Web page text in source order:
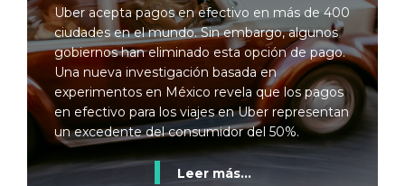
Uber acepta pagos en efectivo en más de 400
ciudades en el mundo. Sin embargo, algunos
gobiernos han eliminado esta opción de pago.
Una nueva investigación basada en
experimentos en México revela que los pagos
en efectivo para los viajes en Uber representan
un excedente del consumidor del 50%.
Leer más...